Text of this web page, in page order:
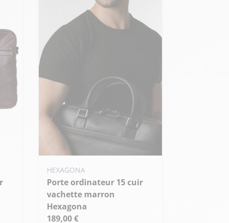
HEXAGONA
Porte ordinateur 15 cuir
vachette marron
Hexagona
189,00 €